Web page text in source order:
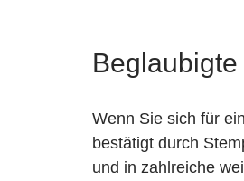
Wenn Sie sich für
bestätigt durch
und in zahlreiche